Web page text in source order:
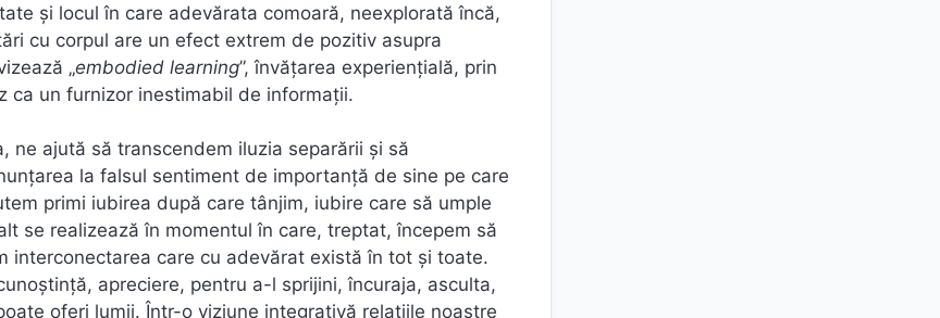
şi locul în care adevărata comoară, neexplorată încă,
cu corpul are un efect extrem de pozitiv asupra
„embodied learning”, învăţarea experienţială, prin
ca un furnizor inestimabil de informaţii.
ne ajută să transcendem iluzia separării şi să
la falsul sentiment de importanţă de sine pe care
primi iubirea după care tânjim, iubire care să umple
se realizează în momentul în care, treptat, începem să
interconectarea care cu adevărat există în tot şi toate.
apreciere, pentru a-l sprijini, încuraja, asculta,
oferi lumii. Într-o viziune integrativă relaţiile noastre